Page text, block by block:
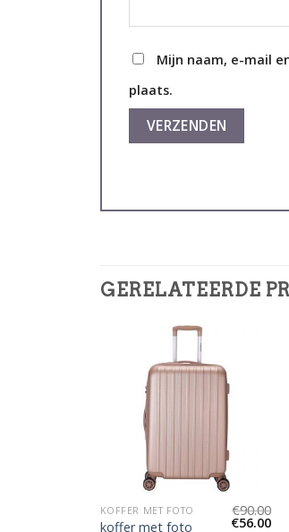
Mijn naam, e-mail
plaats.
GERELATEERDE
KOFFER MET FOTO
koffer met foto
€90.00
€56.00